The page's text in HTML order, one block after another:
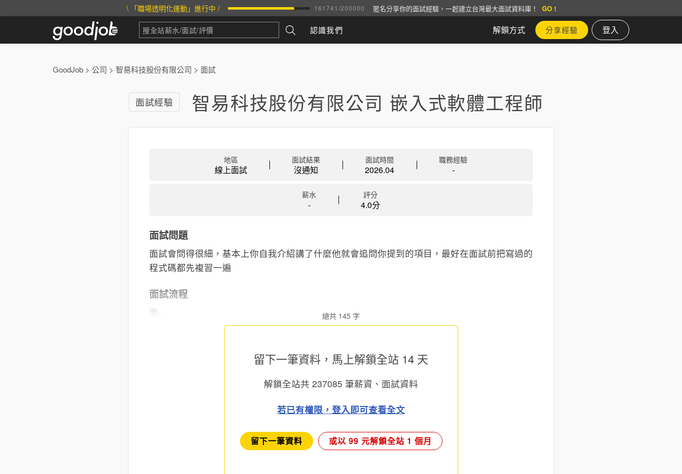
\ 「職場透明化運動」進行中 / 161741 /200000 匿名分享你的面試經驗，一起建立台灣最大面試資料庫！ GO !
認識我們 解鎖方式 分享經驗 登入
GoodJob > 公司 > 智易科技股份有限公司 > 面試
面試經驗 智易科技股份有限公司 嵌入式軟體工程師
地區
線上面試
面試結果
沒通知
面試時間
2026.04
職務經驗
-
薪水
-
評分
4.0分
面試問題
面試會問得很細，基本上你自我介紹講了什麼他就會追問你提到的項目，最好在面試前把寫過的
程式碼都先複習一遍
面試流程
面... 總共 145 字
留下一筆資料，馬上解鎖全站 14 天
解鎖全站共 237085 筆薪資、面試資料
若已有權限，登入即可查看全文
留下一筆資料 或以 99 元解鎖全站 1 個月